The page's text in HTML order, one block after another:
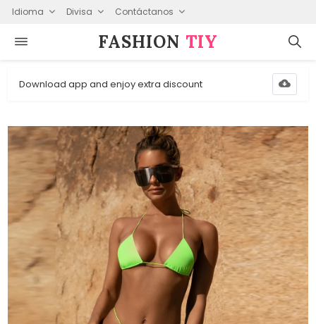
Idioma Divisa Contáctanos
FASHION⁠ TIY
Download app and enjoy extra discount